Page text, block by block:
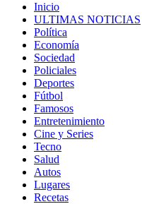
Inicio
ULTIMAS NOTICIAS
Política
Economía
Sociedad
Policiales
Deportes
Fútbol
Famosos
Entretenimiento
Cine y Series
Tecno
Salud
Autos
Lugares
Recetas